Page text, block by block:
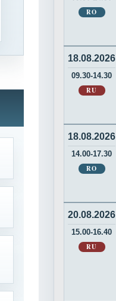
RO
18.08.2026
09.30-14.30
RU
18.08.2026
14.00-17.30
RO
20.08.2026
15.00-16.40
RU